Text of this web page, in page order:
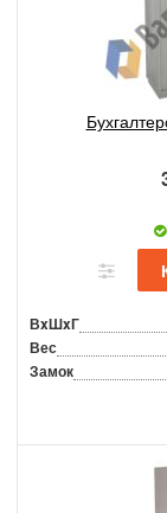
ВxШxГ
Вес
Замок